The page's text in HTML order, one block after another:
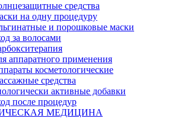
средства
на одну процедуру
и порошковые маски
за волосами
аппаратного применения
косметологические
средства
активные добавки
после процедур
МЕДИЦИНА